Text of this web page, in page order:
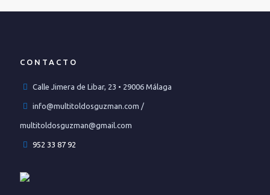
CONTACTO
Calle Jimera de Libar, 23 • 29006 Málaga
info@multitoldosguzman.com /
multitoldosguzman@gmail.com
952 33 87 92